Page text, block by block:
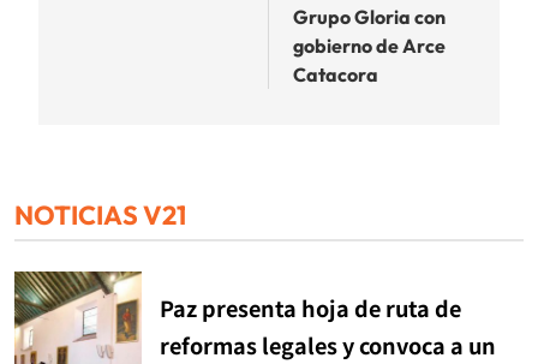
Grupo Gloria con
gobierno de Arce
Catacora
NOTICIAS V21
Paz presenta hoja de ruta de
reformas legales y convoca a un